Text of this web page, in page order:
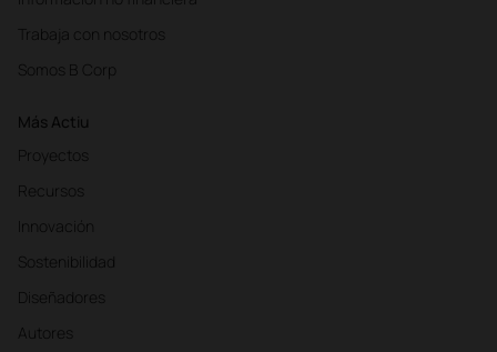
Trabaja con nosotros
Somos B Corp
Más Actiu
Proyectos
Recursos
Innovación
Sostenibilidad
Diseñadores
Autores